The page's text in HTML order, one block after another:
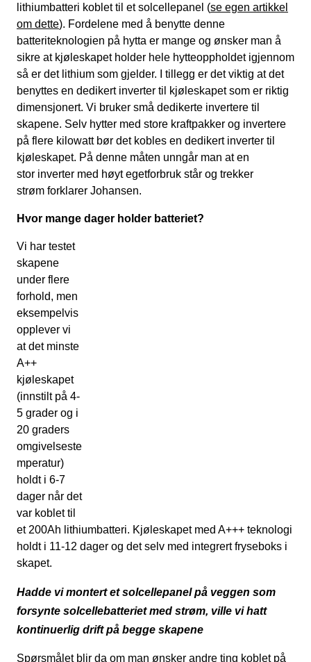
lithiumbatteri koblet til et solcellepanel (se egen artikkel
om dette). Fordelene med å benytte denne
batteriteknologien på hytta er mange og ønsker man å
sikre at kjøleskapet holder hele hytteoppholdet igjennom
så er det lithium som gjelder. I tillegg er det viktig at det
benyttes en dedikert inverter til kjøleskapet som er riktig
dimensjonert. Vi bruker små dedikerte invertere til
skapene. Selv hytter med store kraftpakker og invertere
på flere kilowatt bør det kobles en dedikert inverter til
kjøleskapet. På denne måten unngår man at en
stor inverter med høyt egetforbruk står og trekker
strøm forklarer Johansen.
Hvor mange dager holder batteriet?
Vi har testet
skapene
under flere
forhold, men
eksempelvis
opplever vi
at det minste
A++
kjøleskapet
(innstilt på 4-
5 grader og i
20 graders
omgivelseste
mperatur)
holdt i 6-7
dager når det
var koblet til
et 200Ah lithiumbatteri. Kjøleskapet med A+++ teknologi
holdt i 11-12 dager og det selv med integrert fryseboks i
skapet.
Hadde vi montert et solcellepanel på veggen som
forsynte solcellebatteriet med strøm, ville vi hatt
kontinuerlig drift på begge skapene
Spørsmålet blir da om man ønsker andre ting koblet på